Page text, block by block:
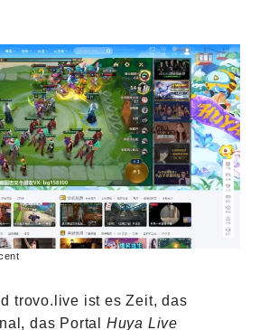
trovo.live ist es Zeit, das
das Portal Huya Live